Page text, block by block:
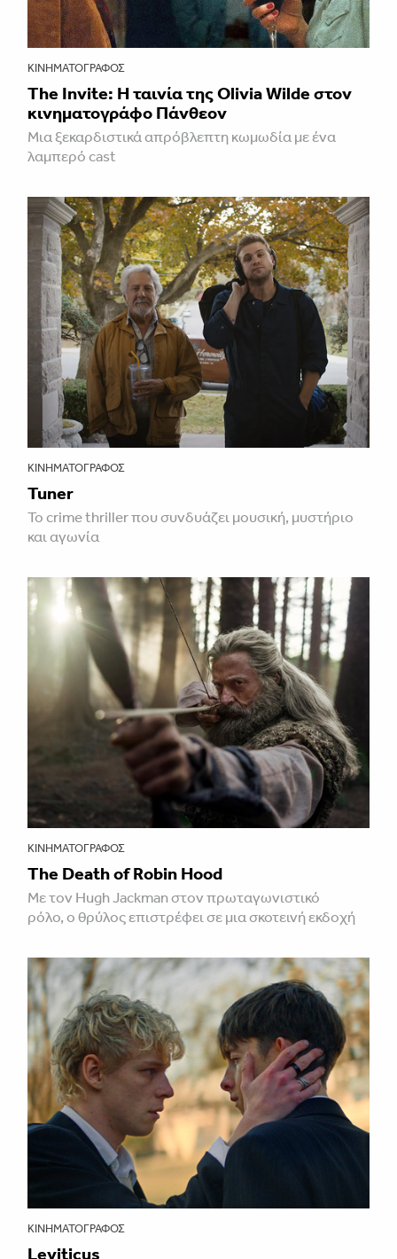
ΚΙΝΗΜΑΤΟΓΡΆΦΟΣ
The Invite: Η ταινία της Olivia Wilde στον
κινηματογράφο Πάνθεον
Μια ξεκαρδιστικά απρόβλεπτη κωμωδία με ένα
λαμπερό cast
ΚΙΝΗΜΑΤΟΓΡΆΦΟΣ
Tuner
Το crime thriller που συνδυάζει μουσική, μυστήριο
και αγωνία
ΚΙΝΗΜΑΤΟΓΡΆΦΟΣ
The Death of Robin Hood
Με τον Hugh Jackman στον πρωταγωνιστικό
ρόλο, ο θρύλος επιστρέφει σε μια σκοτεινή εκδοχή
ΚΙΝΗΜΑΤΟΓΡΆΦΟΣ
Leviticus